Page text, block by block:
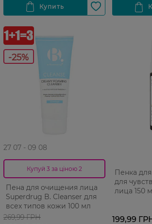
-25%
27 07 - 09 08
Купуй 3 за ціною 2
Пена для очищения лица
Superdrug B. Cleanser для
всех типов кожи 100 мл
269,99 ГРН
Пенка
для
лица 150
199,99